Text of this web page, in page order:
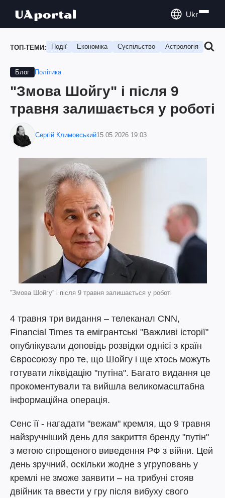
Ukr
ТОП-ТЕМИ: Події Економіка Суспільство Астрологія
Блог Політика
"Змова Шойгу" і після 9
травня залишається у роботі
Сергій Климовський15.05.2026 19:03
''Змова Шойгу'' і після 9 травня залишається у роботі
4 травня три видання – телеканал CNN,
Financial Times та емігрантські "Важливі історії"
опублікували доповідь розвідки однієї з країн
Євросоюзу про те, що Шойгу і ще хтось можуть
готувати ліквідацію "путіна". Багато видання це
прокоментували та вийшла великомасштабна
інформаційна операція.
Сенс її - нагадати "вежам" кремля, що 9 травня
найзручніший день для закриття бренду "путін"
з метою спрощеного виведення РФ з війни. Цей
день зручний, оскільки жодне з угруповань у
кремлі не зможе заявити – на трибуні стояв
двійник та ввести у гру після вибуху свого